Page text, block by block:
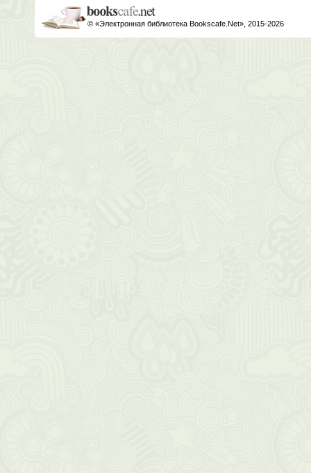
© «Электронная библиотека Bookscafe.Net», 2015-2026